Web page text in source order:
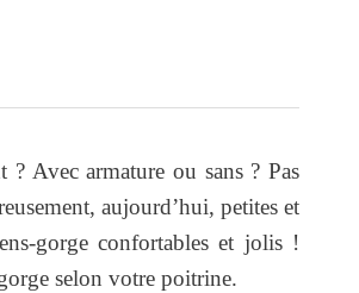
Avec armature ou sans ? Pas
aujourd’hui, petites et
gorge confortables et jolis !
selon votre poitrine.